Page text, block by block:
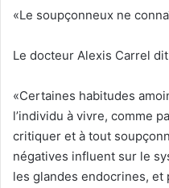
«Le soupçonneux ne
Le docteur Alexis Carrel
«Certaines habitudes
l’individu à vivre, comme
critiquer et à tout
négatives influent sur le
les glandes endocrines, et